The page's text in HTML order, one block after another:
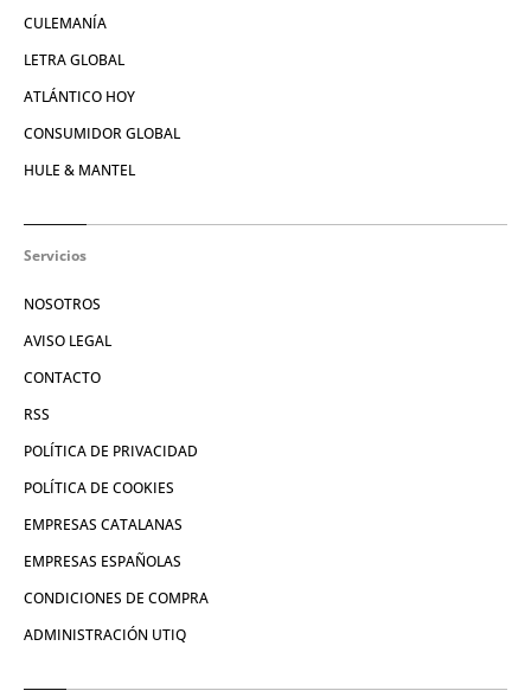
CULEMANÍA
LETRA GLOBAL
ATLÁNTICO HOY
CONSUMIDOR GLOBAL
HULE & MANTEL
Servicios
NOSOTROS
AVISO LEGAL
CONTACTO
RSS
POLÍTICA DE PRIVACIDAD
POLÍTICA DE COOKIES
EMPRESAS CATALANAS
EMPRESAS ESPAÑOLAS
CONDICIONES DE COMPRA
ADMINISTRACIÓN UTIQ